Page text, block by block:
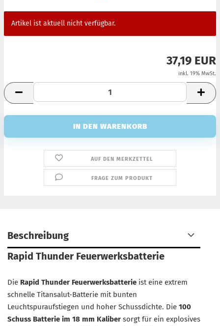
Artikel ist aktuell nicht verfügbar.
37,19 EUR
inkl. 19% MwSt.
AUF DEN MERKZETTEL
FRAGE ZUM PRODUKT
Beschreibung
Rapid Thunder Feuerwerksbatterie
Die Rapid Thunder Feuerwerksbatterie ist eine extrem
schnelle Titansalut-Batterie mit bunten
Leuchtspuraufstiegen und hoher Schussdichte. Die 100
Schuss Batterie im 18 mm Kaliber sorgt für ein explosives